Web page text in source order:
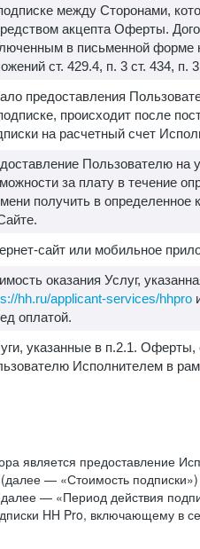
между Сторонами,
акцепта Оферты.
в письменной форме
ст. 429.4, п. 3 ст. 434, п.
предоставления
происходит после
на расчетный счет
Пользователю на
за плату в течение
получить в определенное
сайт или мобильное
оказания Услуг,
hh.ru/applicant-services/hhpro
оплатой.
указанные в п.2.1.
Исполнителем в
является предоставление
— «Стоимость
— «Период действия
HH Pro, включающему в